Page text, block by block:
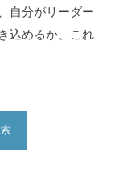
自分がリーダー
込めるか、これ